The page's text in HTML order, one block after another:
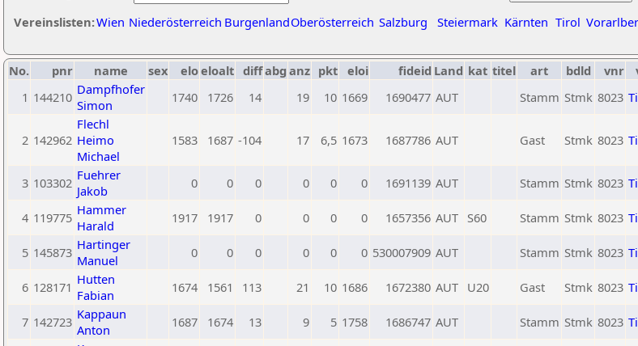
Vereinslisten:Wien Niederösterreich BurgenlandOberösterreich Salzburg Steiermark Kärnten Tirol
No. pnr name sex eloeloalt diffabg anz pkt eloi fideid Land kat titel art bdld vnr
1 144210 Dampfhofer
Simon
1740 1726 14 19 10 1669 1690477 AUT Stamm Stmk 8023
2 142962
Flechl
Heimo
Michael
1583 1687 -104 17 6,5 1673 1687786 AUT Gast Stmk 8023
3 103302 Fuehrer
Jakob
0 0 0 0 0 0 1691139 AUT Stamm Stmk 8023
4 119775 Hammer
Harald
1917 1917 0 0 0 0 1657356 AUT S60 Stamm Stmk 8023
5 145873 Hartinger
Manuel
0 0 0 0 0 0 530007909 AUT Stamm Stmk 8023
6 128171 Hutten
Fabian
1674 1561 113 21 10 1686 1672380 AUT U20 Gast Stmk 8023
7 142723 Kappaun
Anton
1687 1674 13 9 5 1758 1686747 AUT Stamm Stmk 8023